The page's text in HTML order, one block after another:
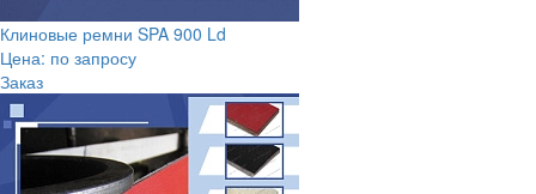
Клиновые ремни SPA 900 Ld
Цена: по запросу
Заказ